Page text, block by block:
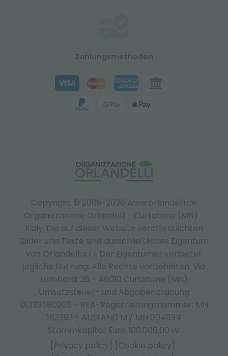
Copyright © 2009-2026 www.orlandelli.de
Organizzazione Orlandelli - Curtatone (MN) -
Italy. Die auf dieser Website veröffentlichten
Bilder und Texte sind ausschließliches Eigentum
von Orlandelli s.r.l. Der Eigentümer verbietet
jegliche Nutzung. Alle Rechte vorbehalten. Via
Lombardi 26 - 46010 Curtatone (MN)
Umsatzsteuer- und Abgabenordnung
01333580205 - REA-Registrierungsnummer: MN
152392 - AUSLAND M / MN 004894
Stammkapital: Euro 100.000,00 i.v.
[Privacy policy]
[Cookie policy]
Zahlungsmethoden